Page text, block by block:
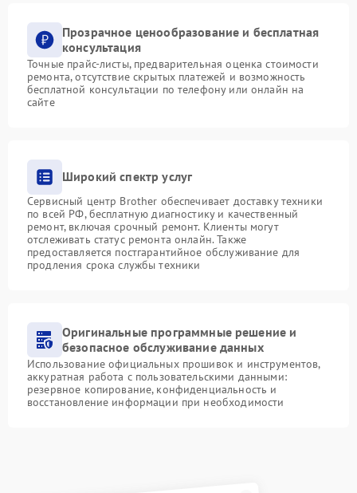
Прозрачное ценообразование и бесплатная
консультация
Точные прайс-листы, предварительная оценка стоимости
ремонта, отсутствие скрытых платежей и возможность
бесплатной консультации по телефону или онлайн на
сайте
Широкий спектр услуг
Сервисный центр Brother обеспечивает доставку техники
по всей РФ, бесплатную диагностику и качественный
ремонт, включая срочный ремонт. Клиенты могут
отслеживать статус ремонта онлайн. Также
предоставляется постгарантийное обслуживание для
продления срока службы техники
Оригинальные программные решение и
безопасное обслуживание данных
Использование официальных прошивок и инструментов,
аккуратная работа с пользовательскими данными:
резервное копирование, конфиденциальность и
восстановление информации при необходимости